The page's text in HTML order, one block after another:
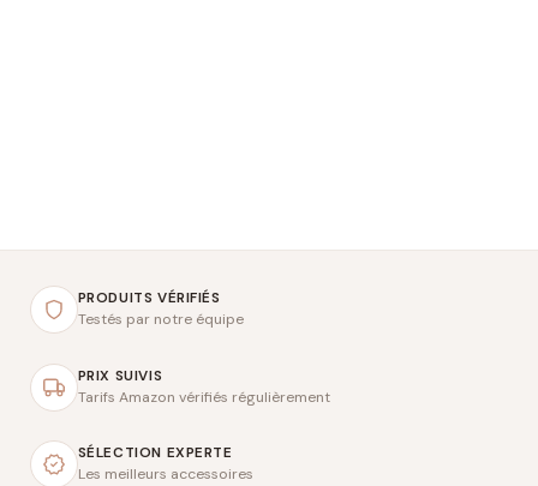
PRODUITS VÉRIFIÉS
Testés par notre équipe
PRIX SUIVIS
Tarifs Amazon vérifiés régulièrement
SÉLECTION EXPERTE
Les meilleurs accessoires